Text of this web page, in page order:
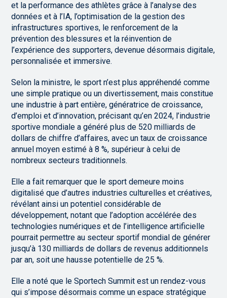
et la performance des athlètes grâce à l’analyse des
données et à l’IA, l’optimisation de la gestion des
infrastructures sportives, le renforcement de la
prévention des blessures et la réinvention de
l’expérience des supporters, devenue désormais digitale,
personnalisée et immersive.
Selon la ministre, le sport n’est plus appréhendé comme
une simple pratique ou un divertissement, mais constitue
une industrie à part entière, génératrice de croissance,
d’emploi et d’innovation, précisant qu’en 2024, l’industrie
sportive mondiale a généré plus de 520 milliards de
dollars de chiffre d’affaires, avec un taux de croissance
annuel moyen estimé à 8 %, supérieur à celui de
nombreux secteurs traditionnels.
Elle a fait remarquer que le sport demeure moins
digitalisé que d’autres industries culturelles et créatives,
révélant ainsi un potentiel considérable de
développement, notant que l’adoption accélérée des
technologies numériques et de l’intelligence artificielle
pourrait permettre au secteur sportif mondial de générer
jusqu’à 130 milliards de dollars de revenus additionnels
par an, soit une hausse potentielle de 25 %.
Elle a noté que le Sportech Summit est un rendez-vous
qui s’impose désormais comme un espace stratégique